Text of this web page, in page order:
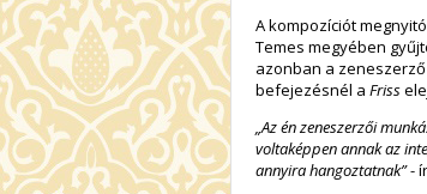
A kompozíciót megnyitó
Temes megyében
azonban a
befejezésnél a Friss
„Az én zeneszerzői
voltaképpen annak az
annyira hangoztatnak”-